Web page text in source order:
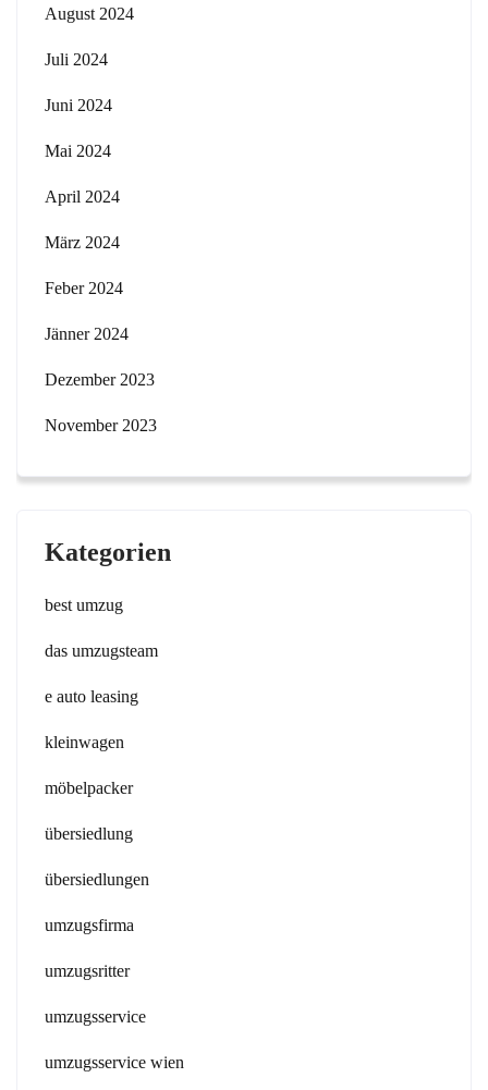
August 2024
Juli 2024
Juni 2024
Mai 2024
April 2024
März 2024
Feber 2024
Jänner 2024
Dezember 2023
November 2023
Kategorien
best umzug
das umzugsteam
e auto leasing
kleinwagen
möbelpacker
übersiedlung
übersiedlungen
umzugsfirma
umzugsritter
umzugsservice
umzugsservice wien